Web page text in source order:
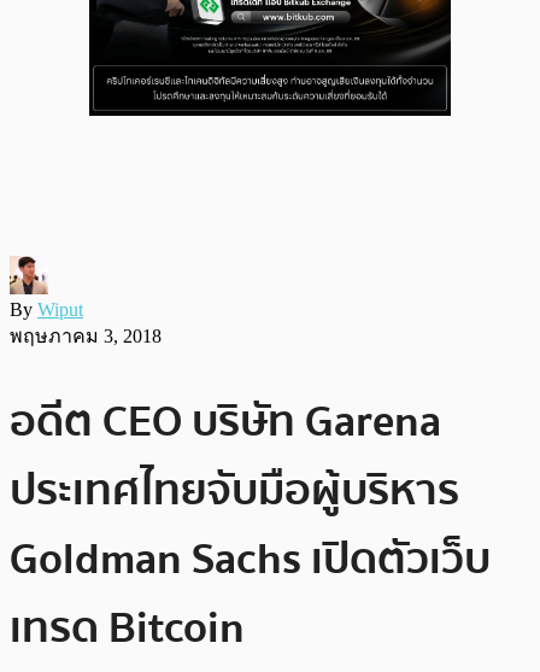
By Wiput
พฤษภาคม 3, 2018
อดีต CEO บริษัท Garena
ประเทศไทยจับมือผู้บริหาร
Goldman Sachs เปิดตัวเว็บ
เทรด Bitcoin